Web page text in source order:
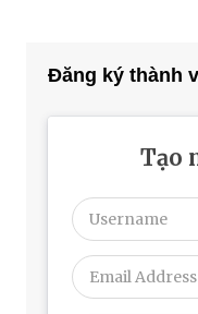
Đăng ký thành
Tạo